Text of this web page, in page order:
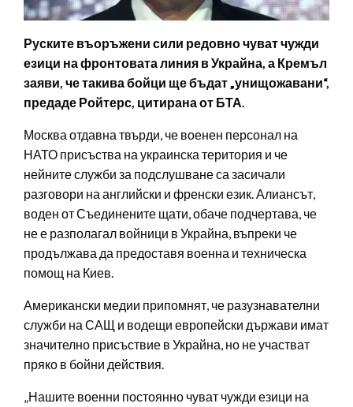
Руските въоръжени сили редовно чуват чужди
езици на фронтовата линия в Украйна, а Кремъл
заяви, че такива бойци ще бъдат „унищожавани“,
предаде Ройтерс, цитирана от БТА.
Москва отдавна твърди, че военен персонал на
НАТО присъства на украинска територия и че
нейните служби за подслушване са засичали
разговори на английски и френски език. Алиансът,
воден от Съединените щати, обаче подчертава, че
не е разполагал войници в Украйна, въпреки че
продължава да предоставя военна и техническа
помощ на Киев.
Американски медии припомнят, че разузнавателни
служби на САЩ и водещи европейски държави имат
значително присъствие в Украйна, но не участват
пряко в бойни действия.
„Нашите военни постоянно чуват чужди езици на